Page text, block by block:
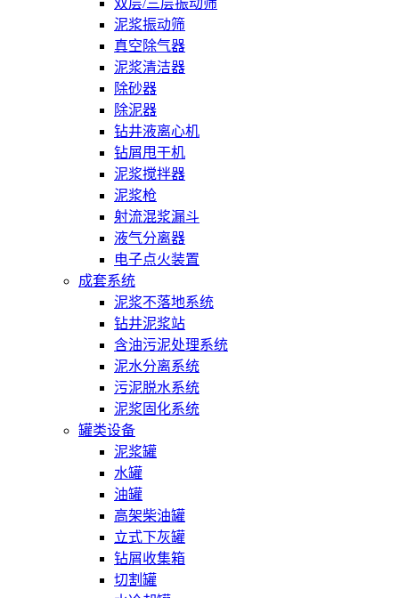
泥浆振动筛
真空除气器
泥浆清洁器
除砂器
除泥器
钻井液离心机
钻屑甩干机
泥浆搅拌器
泥浆枪
射流混浆漏斗
液气分离器
电子点火装置
成套系统
泥浆不落地系统
钻井泥浆站
含油污泥处理系统
泥水分离系统
污泥脱水系统
泥浆固化系统
罐类设备
泥浆罐
水罐
油罐
高架柴油罐
立式下灰罐
钻屑收集箱
切割罐